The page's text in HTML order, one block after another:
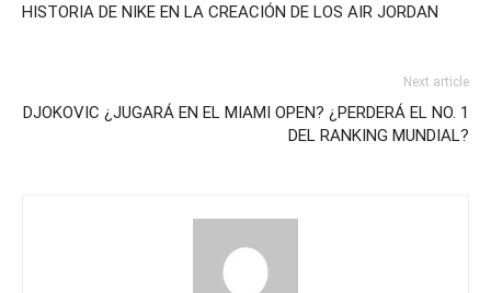
HISTORIA DE NIKE EN LA CREACIÓN DE LOS AIR JORDAN
Next article
DJOKOVIC ¿JUGARÁ EN EL MIAMI OPEN? ¿PERDERÁ EL NO. 1
DEL RANKING MUNDIAL?